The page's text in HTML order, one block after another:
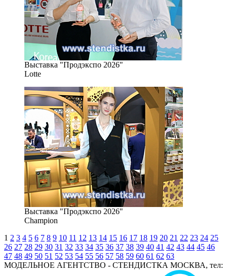
Выставка "Продэкспо 2026"
Lotte
Выставка "Продэкспо 2026"
Champion
1 2 3 4 5 6 7 8 9 10 11 12 13 14 15 16 17 18 19 20 21 22 23 24 25
26 27 28 29 30 31 32 33 34 35 36 37 38 39 40 41 42 43 44 45 46
47 48 49 50 51 52 53 54 55 56 57 58 59 60 61 62 63
МОДЕЛЬНОЕ АГЕНТСТВО - СТЕНДИСТКА МОСКВА, тел: